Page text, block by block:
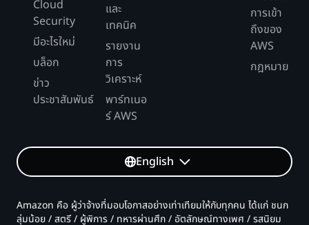
Cloud
Security
มีอะไรใหม่
บล็อก
ข่าว
ประชาสัมพันธ์
และ
เทคนิค
รายงาน
การ
วิเคราะห์
พาร์ทเนอ
ร์ AWS
การเข้า
ถึงของ
AWS
กฎหมาย
English
Amazon คือ ผู้ว่าจ้างที่มอบโอกาสอย่างเท่าเทียมให้กับทุกคน ได้แก่ ชนก
ลุ่มน้อย / สตรี / ผู้พิการ / ทหารผ่านศึก / อัตลักษณ์ทางเพศ / รสนิยม